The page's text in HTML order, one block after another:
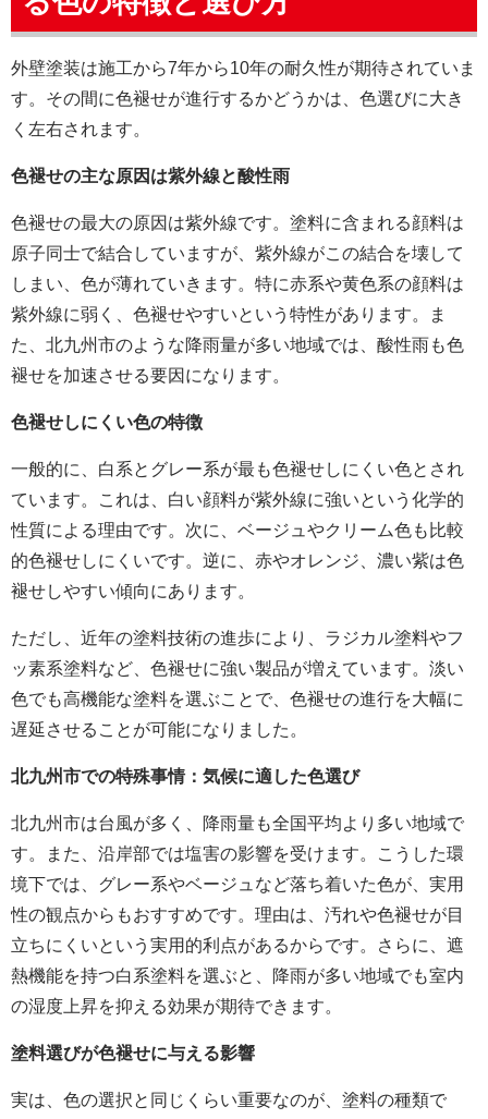
外壁塗装は施工から7年から10年の耐久性が期待されていま
す。その間に色褪せが進行するかどうかは、色選びに大き
く左右されます。
色褪せの主な原因は紫外線と酸性雨
色褪せの最大の原因は紫外線です。塗料に含まれる顔料は
原子同士で結合していますが、紫外線がこの結合を壊して
しまい、色が薄れていきます。特に赤系や黄色系の顔料は
紫外線に弱く、色褪せやすいという特性があります。ま
た、北九州市のような降雨量が多い地域では、酸性雨も色
褪せを加速させる要因になります。
色褪せしにくい色の特徴
一般的に、白系とグレー系が最も色褪せしにくい色とされ
ています。これは、白い顔料が紫外線に強いという化学的
性質による理由です。次に、ベージュやクリーム色も比較
的色褪せしにくいです。逆に、赤やオレンジ、濃い紫は色
褪せしやすい傾向にあります。
ただし、近年の塗料技術の進歩により、ラジカル塗料やフ
ッ素系塗料など、色褪せに強い製品が増えています。淡い
色でも高機能な塗料を選ぶことで、色褪せの進行を大幅に
遅延させることが可能になりました。
北九州市での特殊事情：気候に適した色選び
北九州市は台風が多く、降雨量も全国平均より多い地域で
す。また、沿岸部では塩害の影響を受けます。こうした環
境下では、グレー系やベージュなど落ち着いた色が、実用
性の観点からもおすすめです。理由は、汚れや色褪せが目
立ちにくいという実用的利点があるからです。さらに、遮
熱機能を持つ白系塗料を選ぶと、降雨が多い地域でも室内
の湿度上昇を抑える効果が期待できます。
塗料選びが色褪せに与える影響
実は、色の選択と同じくらい重要なのが、塗料の種類で